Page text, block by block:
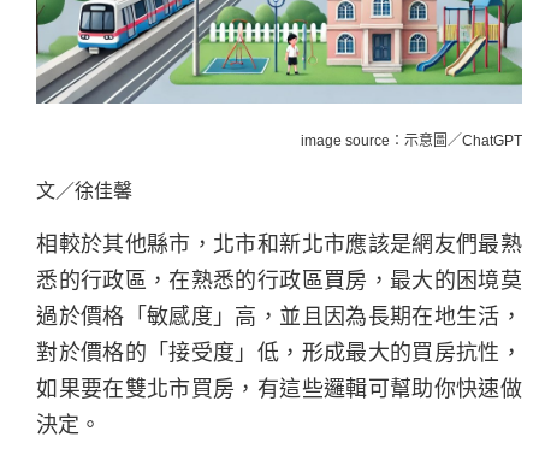
image source：示意圖／ChatGPT
文／徐佳馨
相較於其他縣市，北市和新北市應該是網友們最熟
悉的行政區，在熟悉的行政區買房，最大的困境莫
過於價格「敏感度」高，並且因為長期在地生活，
對於價格的「接受度」低，形成最大的買房抗性，
如果要在雙北市買房，有這些邏輯可幫助你快速做
決定。